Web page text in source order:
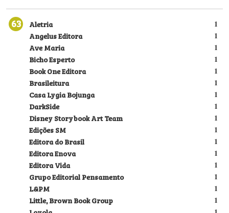
63 1
Aletria
1
Angelus Editora
1
Ave Maria
1
Bicho Esperto
1
Book One Editora
1
Brasileitura
1
Casa Lygia Bojunga
1
DarkSide
1
Disney Storybook Art Team
1
Edições SM
1
Editora do Brasil
1
Editora Enova
1
Editora Vida
1
Grupo Editorial Pensamento
1
L&PM
1
Little, Brown Book Group